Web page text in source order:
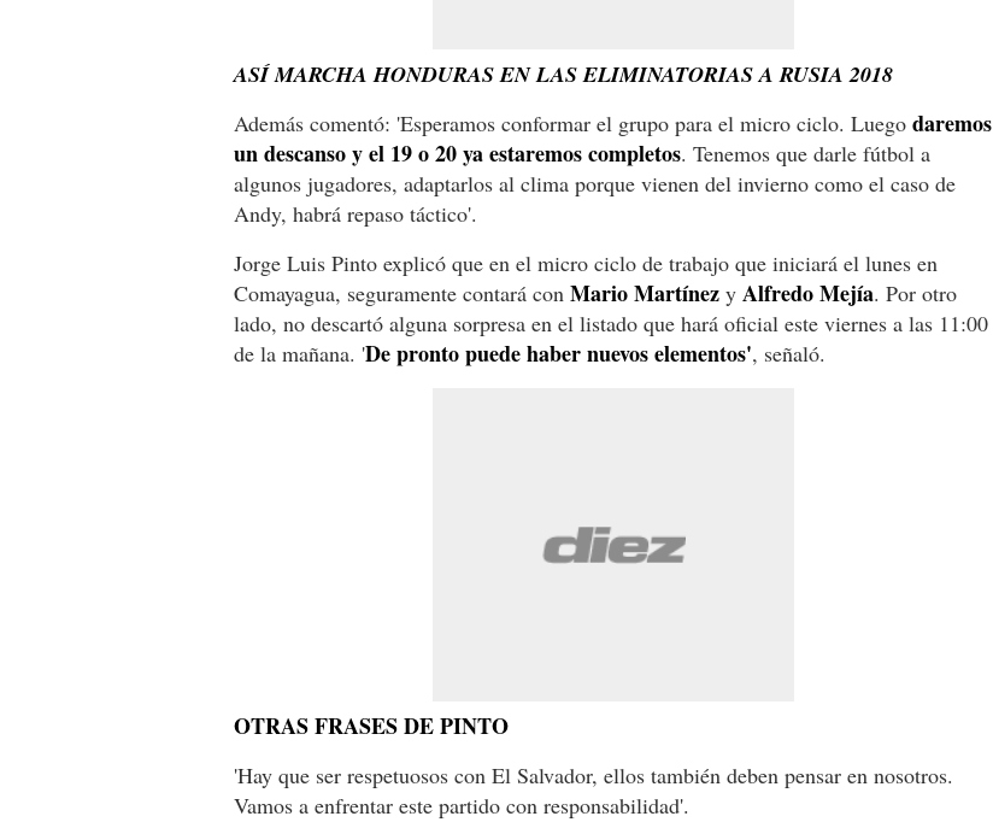
ASÍ MARCHA HONDURAS EN LAS ELIMINATORIAS A RUSIA 2018
Además comentó: 'Esperamos conformar el grupo para el micro ciclo. Luego daremos
un descanso y el 19 o 20 ya estaremos completos. Tenemos que darle fútbol a
algunos jugadores, adaptarlos al clima porque vienen del invierno como el caso de
Andy, habrá repaso táctico'.
Jorge Luis Pinto explicó que en el micro ciclo de trabajo que iniciará el lunes en
Comayagua, seguramente contará con Mario Martínez y Alfredo Mejía. Por otro
lado, no descartó alguna sorpresa en el listado que hará oficial este viernes a las 11:00
de la mañana. 'De pronto puede haber nuevos elementos', señaló.
OTRAS FRASES DE PINTO
'Hay que ser respetuosos con El Salvador, ellos también deben pensar en nosotros.
Vamos a enfrentar este partido con responsabilidad'.